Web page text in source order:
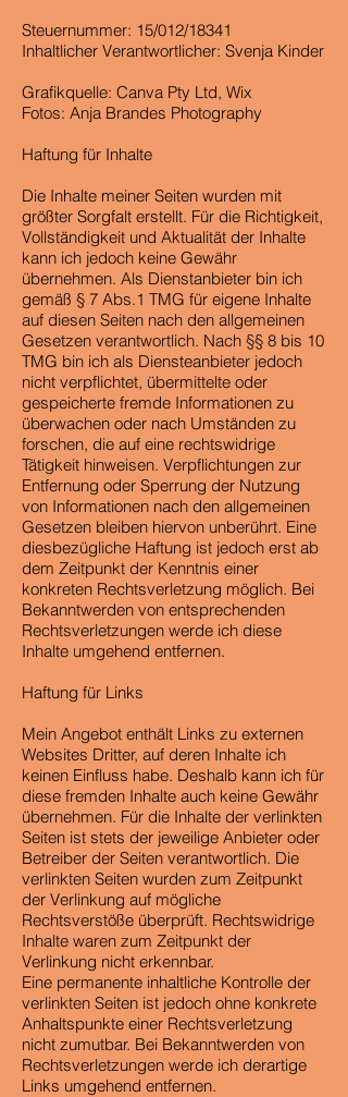
Steuernummer: 15/012/18341
Inhaltlicher Verantwortlicher: Svenja Kinder
Grafikquelle: Canva Pty Ltd, Wix
Fotos: Anja Brandes Photography
Haftung für Inhalte
Die Inhalte meiner Seiten wurden mit
größter Sorgfalt erstellt. Für die Richtigkeit,
Vollständigkeit und Aktualität der Inhalte
kann ich jedoch keine Gewähr
übernehmen. Als Dienstanbieter bin ich
gemäß § 7 Abs.1 TMG für eigene Inhalte
auf diesen Seiten nach den allgemeinen
Gesetzen verantwortlich. Nach §§ 8 bis 10
TMG bin ich als Diensteanbieter jedoch
nicht verpflichtet, übermittelte oder
gespeicherte fremde Informationen zu
überwachen oder nach Umständen zu
forschen, die auf eine rechtswidrige
Tätigkeit hinweisen. Verpflichtungen zur
Entfernung oder Sperrung der Nutzung
von Informationen nach den allgemeinen
Gesetzen bleiben hiervon unberührt. Eine
diesbezügliche Haftung ist jedoch erst ab
dem Zeitpunkt der Kenntnis einer
konkreten Rechtsverletzung möglich. Bei
Bekanntwerden von entsprechenden
Rechtsverletzungen werde ich diese
Inhalte umgehend entfernen.
Haftung für Links
Mein Angebot enthält Links zu externen
Websites Dritter, auf deren Inhalte ich
keinen Einfluss habe. Deshalb kann ich für
diese fremden Inhalte auch keine Gewähr
übernehmen. Für die Inhalte der verlinkten
Seiten ist stets der jeweilige Anbieter oder
Betreiber der Seiten verantwortlich. Die
verlinkten Seiten wurden zum Zeitpunkt
der Verlinkung auf mögliche
Rechtsverstöße überprüft. Rechtswidrige
Inhalte waren zum Zeitpunkt der
Verlinkung nicht erkennbar.
Eine permanente inhaltliche Kontrolle der
verlinkten Seiten ist jedoch ohne konkrete
Anhaltspunkte einer Rechtsverletzung
nicht zumutbar. Bei Bekanntwerden von
Rechtsverletzungen werde ich derartige
Links umgehend entfernen.